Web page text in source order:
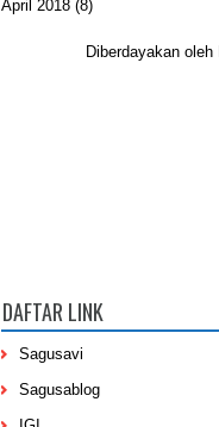
April 2018 (8)
Diberdayakan oleh
DAFTAR LINK
Sagusavi
Sagusablog